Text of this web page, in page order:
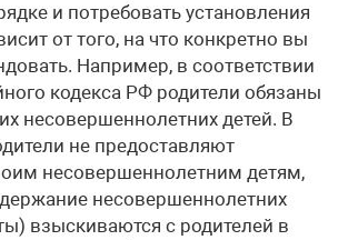
и потребовать установления
от того, на что конкретно вы
Например, в соответствии
кодекса РФ родители обязаны
несовершеннолетних детей. В
не предоставляют
несовершеннолетним детям,
несовершеннолетних
взыскиваются с родителей в